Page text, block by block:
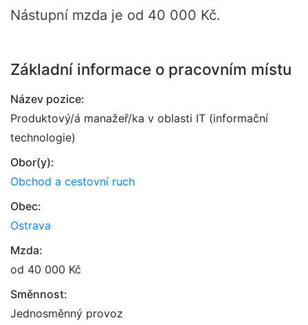
Nástupní mzda je od 40 000 Kč.
Základní informace o pracovním místu
Název pozice:
Produktový/á manažeř/ka v oblasti IT (informační
technologie)
Obor(y):
Obchod a cestovní ruch
Obec:
Ostrava
Mzda:
od 40 000 Kč
Směnnost:
Jednosměnný provoz